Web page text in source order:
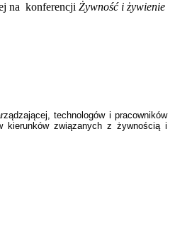
na konferencji Żywność i żywienie
technologów i pracowników
kierunków związanych z żywnością i